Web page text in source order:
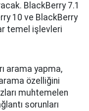
BlackBerry 7.1
10 ve BlackBerry
temel işlevleri
arama yapma,
özelliğini
muhtemelen
sorunları